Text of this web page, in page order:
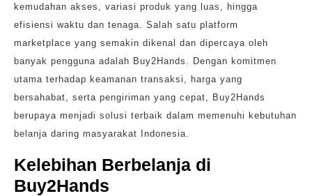
kemudahan akses, variasi produk yang luas, hingga
efisiensi waktu dan tenaga. Salah satu platform
marketplace yang semakin dikenal dan dipercaya oleh
banyak pengguna adalah Buy2Hands. Dengan komitmen
utama terhadap keamanan transaksi, harga yang
bersahabat, serta pengiriman yang cepat, Buy2Hands
berupaya menjadi solusi terbaik dalam memenuhi kebutuhan
belanja daring masyarakat Indonesia.
Kelebihan Berbelanja di
Buy2Hands